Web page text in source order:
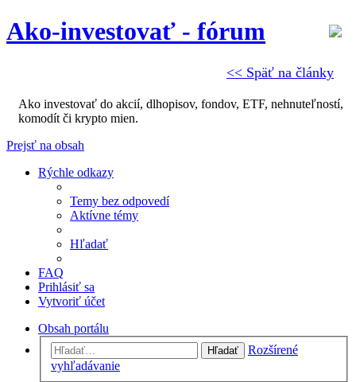
<< Späť na články
Ako-investovať - fórum
Ako investovať do akcií, dlhopisov, fondov, ETF, nehnuteľností,
komodít či krypto mien.
Prejsť na obsah
Rýchle odkazy
Temy bez odpovedí
Aktívne témy
Hľadať
FAQ
Prihlásiť sa
Vytvoriť účet
Obsah portálu
Hľadať
Rozšírené
vyhľadávanie